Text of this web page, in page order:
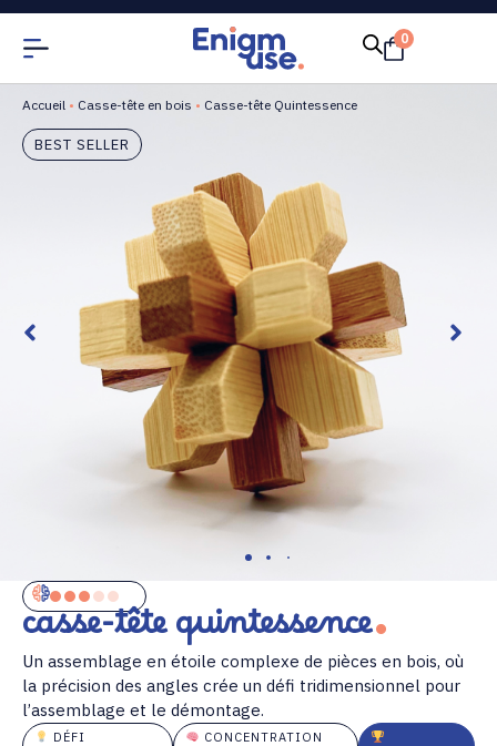
0
Accueil • Casse-tête en bois • Casse-tête Quintessence
BEST SELLER
casse-tête quintessence
Un assemblage en étoile complexe de pièces en bois, où
la précision des angles crée un défi tridimensionnel pour
l’assemblage et le démontage.
DÉFI
CONCENTRATION